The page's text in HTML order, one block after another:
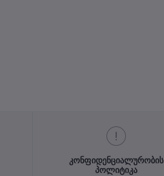
კონფიდენციალურობის
პოლიტიკა